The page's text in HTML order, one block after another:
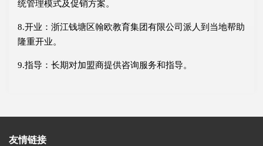
统管理模式及促销方案。
8.开业：浙江钱塘区翰欧教育集团有限公司派人到当地帮助
隆重开业。
9.指导：长期对加盟商提供咨询服务和指导。
友情链接